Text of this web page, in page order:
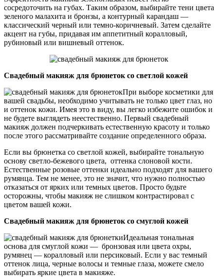
сосредоточить на губах. Таким образом, выбирайте тени цвета
зеленого малахита и бронзы, а контурный карандаш —
классический черный или темно-коричневый. Затем сделайте
акцент на губы, придавая им аппетитный коралловый,
рубиновый или вишневый оттенок.
Свадебный макияж для брюнеток со светлой кожей
При выборе косметики для
вашей свадьбы, необходимо учитывать не только цвет глаз, но
и оттенок кожи. Имея это в виду, вы легко избежите ошибок и
не будете выглядеть неестественно. Первый свадебный
макияж должен подчеркивать естественную красоту и только
после этого рассматривайте создание определенного образа.
Если вы брюнетка со светлой кожей, выбирайте тональную
основу светло-бежевого цвета, оттенка слоновой кости.
Естественные розовые оттенки идеально подходят для вашего
румянца. Тем не менее, это не значит, что нужно полностью
отказаться от ярких или темных цветов. Просто будьте
осторожны, чтобы макияж не слишком контрастировал с
цветом вашей кожи.
Свадебный макияж для брюнеток со смуглой кожей
Идеальная тональная
основа для смуглой кожи — бронзовая или цвета охры,
румянец — коралловый или персиковый. Если у вас темный
оттенок лица, черные волосы и темные глаза, можете смело
выбирать яркие цвета в макияже.